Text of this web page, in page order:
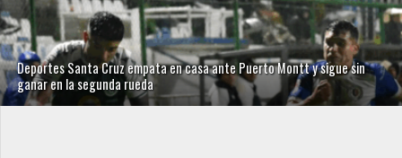
Deportes Santa Cruz empata en casa ante Puerto Montt y sigue sin
ganar en la segunda rueda